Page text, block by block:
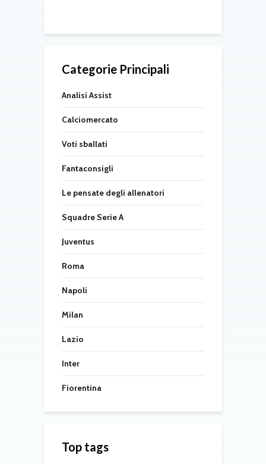
Categorie Principali
Analisi Assist
Calciomercato
Voti sballati
Fantaconsigli
Le pensate degli allenatori
Squadre Serie A
Juventus
Roma
Napoli
Milan
Lazio
Inter
Fiorentina
Top tags